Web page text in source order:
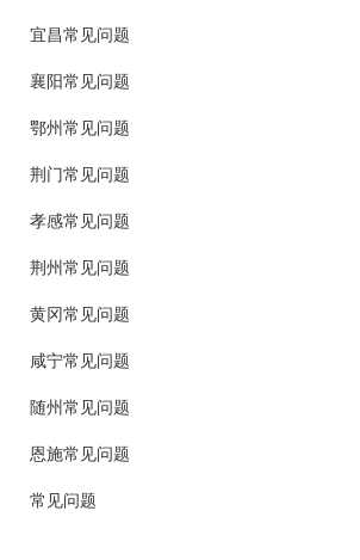
宜昌常见问题
襄阳常见问题
鄂州常见问题
荆门常见问题
孝感常见问题
荆州常见问题
黄冈常见问题
咸宁常见问题
随州常见问题
恩施常见问题
常见问题